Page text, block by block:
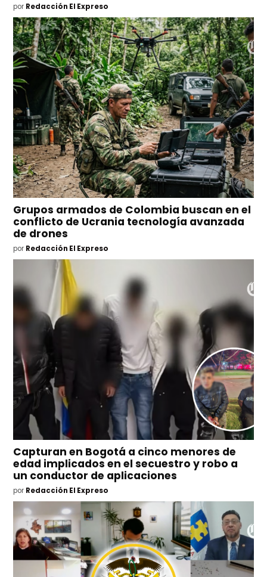
por Redacción El Expreso
Grupos armados de Colombia buscan en el
conflicto de Ucrania tecnología avanzada
de drones
por Redacción El Expreso
Capturan en Bogotá a cinco menores de
edad implicados en el secuestro y robo a
un conductor de aplicaciones
por Redacción El Expreso